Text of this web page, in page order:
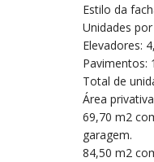
Estilo da
Unidades
Elevadores:
Pavimentos:
Total de
Área
69,70 m2
garagem.
84,50 m2